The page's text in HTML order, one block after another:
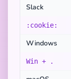
Slack
:cookie:
Windows
Win + .